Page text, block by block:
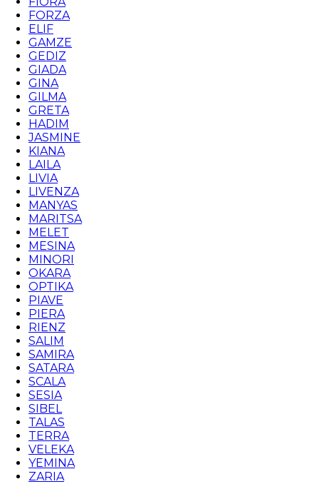
FORZA
ELIF
GAMZE
GEDIZ
GIADA
GINA
GILMA
GRETA
HADIM
JASMINE
KIANA
LAILA
LIVIA
LIVENZA
MANYAS
MARITSA
MELET
MESINA
MINORI
OKARA
OPTIKA
PIAVE
PIERA
RIENZ
SALIM
SAMIRA
SATARA
SCALA
SESIA
SIBEL
TALAS
TERRA
VELEKA
YEMINA
ZARIA